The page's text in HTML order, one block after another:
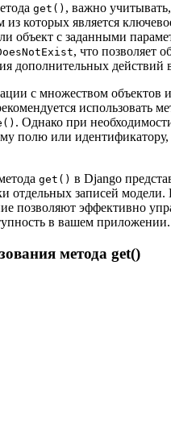
get() , важно
которых является
объект с заданными
, что позволяет
дополнительных действий
с множеством объектов
использовать
. Однако при
полю или идентификатору,
get() в Django
отдельных записей
позволяют эффективно
в вашем приложении.
метода get()